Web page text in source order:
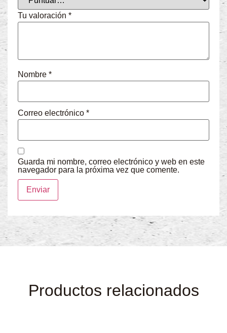
Tu valoración *
Nombre *
Correo electrónico *
Guarda mi nombre, correo electrónico y web en este
navegador para la próxima vez que comente.
Productos relacionados